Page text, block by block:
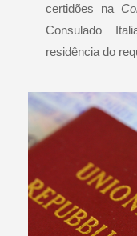
certidões na
Consulado
residência do